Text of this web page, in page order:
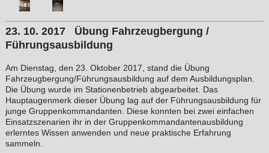
23. 10. 2017 Übung Fahrzeugbergung /
Führungsausbildung
Am Dienstag, den 23. Oktober 2017, stand die Übung
Fahrzeugbergung/Führungsausbildung auf dem Ausbildungsplan.
Die Übung wurde im Stationenbetrieb abgearbeitet. Das
Hauptaugenmerk dieser Übung lag auf der Führungsausbildung für
junge Gruppenkommandanten. Diese konnten bei zwei einfachen
Einsatzszenarien ihr in der Gruppenkommandantenausbildung
erlerntes Wissen anwenden und neue praktische Erfahrung
sammeln.